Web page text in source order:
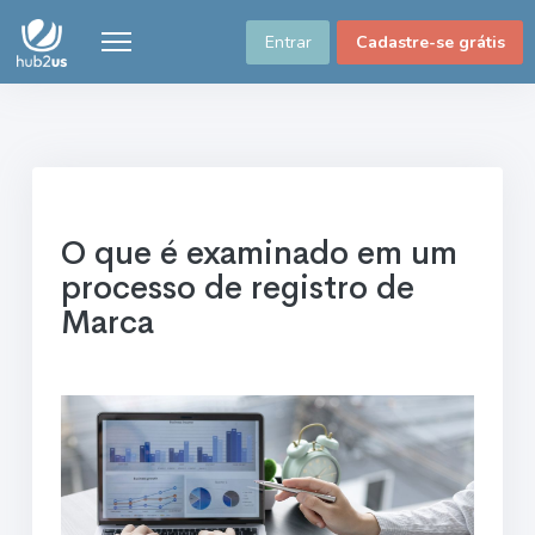
Entrar Cadastre-se grátis
O que é examinado em um
processo de registro de
Marca